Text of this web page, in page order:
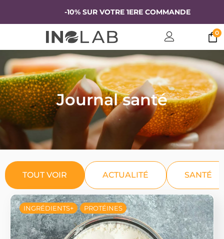
VOTRE 1ERE COMMANDE
0
Journal santé
TOUT VOIR ACTUALITÉ SANTÉ
INGRÉDIENTS+ PROTÉINES